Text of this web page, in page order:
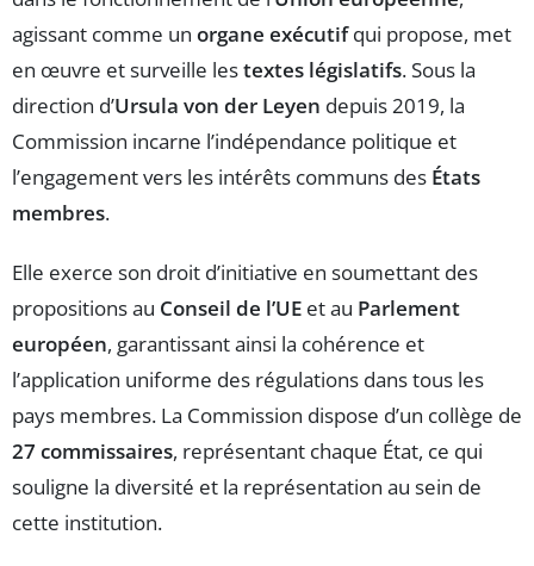
agissant comme un organe exécutifqui propose, met
en œuvre et surveille lestextes législatifs. Sous la
direction d’Ursula von der Leyen depuis 2019, la
Commission incarne l’indépendance politique et
l’engagement vers les intérêts communs des États
membres.
Elle exerce son droit d’initiative en soumettant des
propositions au Conseil de l’UE et au Parlement
européen, garantissant ainsi la cohérence et
l’application uniforme des régulations dans tous les
pays membres. La Commission dispose d’un collège de
27 commissaires, représentant chaque État, ce qui
souligne la diversité et la représentation au sein de
cette institution.